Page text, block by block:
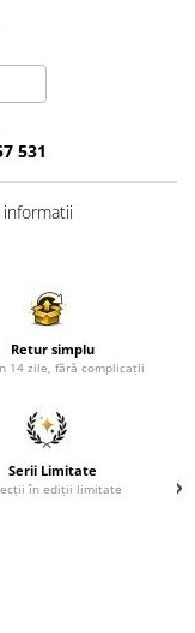
531
Retur simplu
14 zile, fără complicații
Serii Limitate
în ediții limitate